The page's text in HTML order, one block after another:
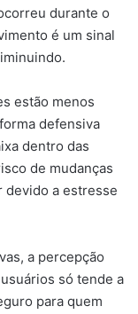
durante o
é um sinal
estão menos
defensiva
dentro das
de mudanças
devido a estresse
a percepção
só tende a
para quem